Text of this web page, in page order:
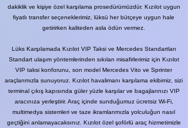
dakiklik ve kişiye özel karşılama prosedürümüzdür. Kızılot uygun
fiyatlı transfer seçeneklerimiz, lüksü her bütçeye uygun hale
getirirken kaliteden asla ödün vermez.
Lüks Karşılamada Kızılot VIP Taksi ve Mercedes Standartları
Standart ulaşım yöntemlerinden sıkılan misafirlerimiz için Kızılot
VIP taksi konforunu, son model Mercedes Vito ve Sprinter
araçlarımızla sunuyoruz. Kızılot havalimanı karşılama ekibimiz, sizi
terminal çıkış kapısında güler yüzle karşılar ve bagajlarınızı VIP
aracınıza yerleştirir. Araç içinde sunduğumuz ücretsiz Wi-Fi,
multimedya sistemleri ve taze ikramlarımızla yolculuğun nasıl
geçtiğini anlamayacaksınız. Kızılot özel şoförlü araç hizmetimizle